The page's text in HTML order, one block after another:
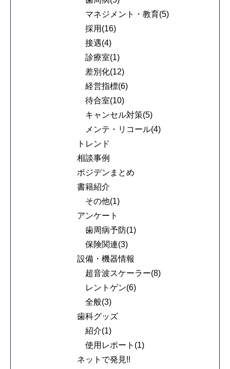
マネジメント・教育(5)
採用(16)
接遇(4)
診療室(1)
差別化(12)
経営指標(6)
待合室(10)
キャンセル対策(5)
メンテ・リコール(4)
トレンド
相談事例
ポジデンまとめ
書籍紹介
その他(1)
アンケート
歯周病予防(1)
保険関連(3)
設備・機器情報
超音波スケーラー(8)
レントゲン(6)
全般(3)
歯科グッズ
紹介(1)
使用レポート(1)
ネットで発見!!